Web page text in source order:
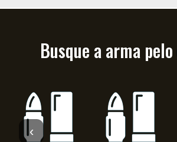
Busque a arma pelo
‹